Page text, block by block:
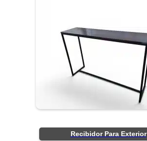
Recibidor Para Exterior